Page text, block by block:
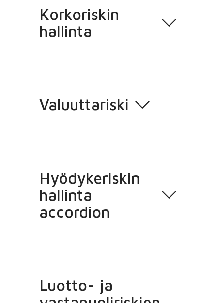
Korkoriskin
hallinta
Valuuttariski
Hyödykeriskin
hallinta
accordion
Luotto- ja